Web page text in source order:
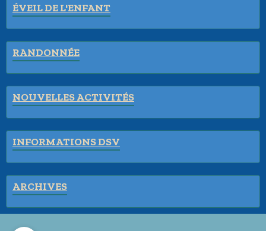
ÉVEIL DE L'ENFANT
RANDONNÉE
NOUVELLES ACTIVITÉS
INFORMATIONS DSV
ARCHIVES